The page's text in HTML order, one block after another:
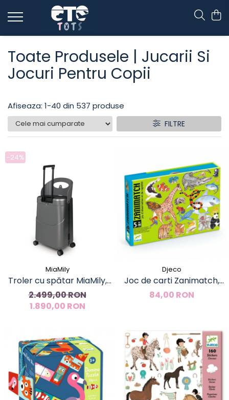
CĂRUCIOARE & SCAUNE AUTO
cărucioare YOYO
cărucioare NUNA
scaune auto pentru avion
accesorii cărucioare
accesorii scaun auto
accesorii scaun avion
Toate Produsele | Jucarii Si
Jocuri Pentru Copii
Afiseaza: 1-40 din 537 produse
FILTRE
-24%
MiaMily
Troler cu spătar MiaMily,
64cm, 2 în 1 - bagaj și scaun
pentru copii
2.499,00 RON
1.890,00 RON
Djeco
Joc de carti Zanimatch,
Djeco
84,00 RON